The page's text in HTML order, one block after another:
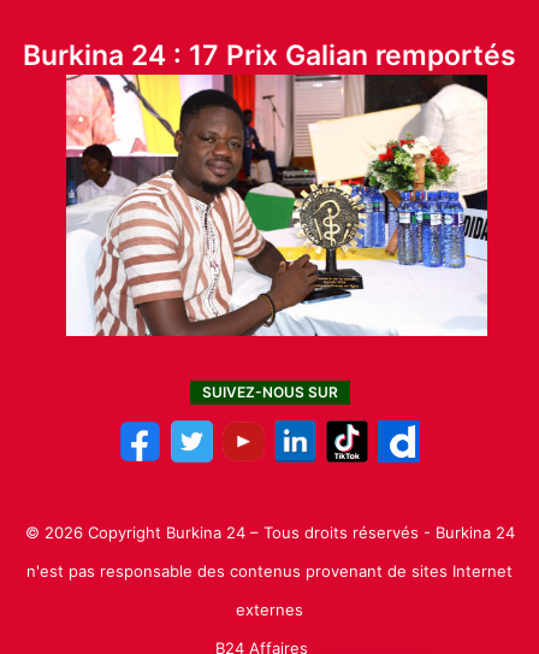
Burkina 24 : 17 Prix Galian remportés
SUIVEZ-NOUS SUR
© 2026 Copyright Burkina 24 – Tous droits réservés - Burkina 24
n'est pas responsable des contenus provenant de sites Internet
externes
B24 Affaires